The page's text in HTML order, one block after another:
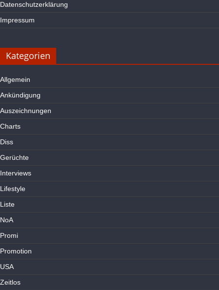
Datenschutzerklärung
Impressum
Kategorien
Allgemein
Ankündigung
Auszeichnungen
Charts
Diss
Gerüchte
Interviews
Lifestyle
Liste
NoA
Promi
Promotion
USA
Zeitlos